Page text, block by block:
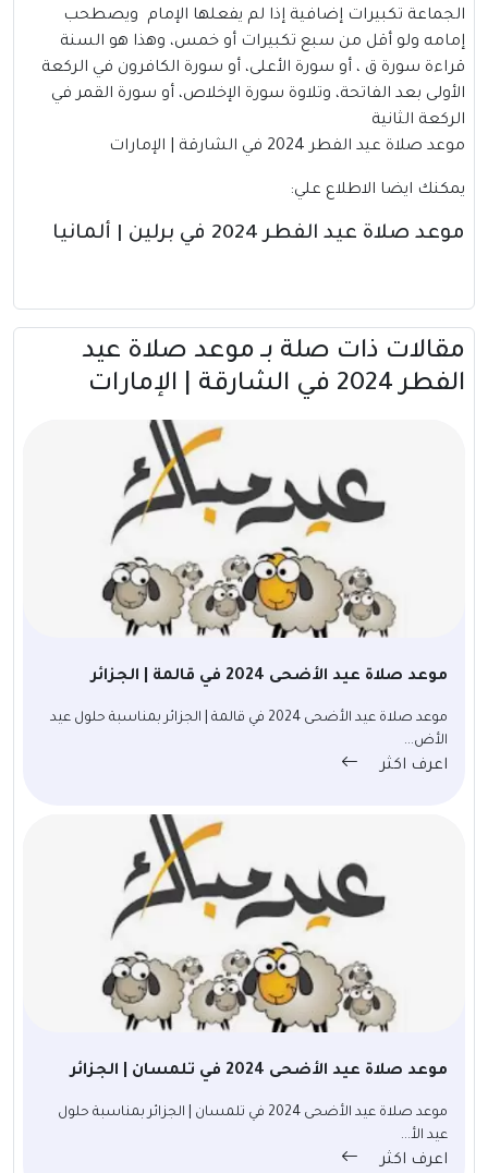
الجماعة تكبيرات إضافية إذا لم يفعلها الإمام ويصطحب
إمامه ولو أقل من سبع تكبيرات أو خمس، وهذا هو السنة
قراءة سورة ق ، أو سورة الأعلى، أو سورة الكافرون في الركعة
الأولى بعد الفاتحة، وتلاوة سورة الإخلاص، أو سورة القمر في
الركعة الثانية
موعد صلاة عيد الفطر 2024 في الشارقة | الإمارات
يمكنك ايضا الاطلاع علي:
موعد صلاة عيد الفطر 2024 في برلين | ألمانيا
مقالات ذات صلة بــ موعد صلاة عيد
الفطر 2024 في الشارقة | الإمارات
موعد صلاة عيد الأضحى 2024 في قالمة | الجزائر
موعد صلاة عيد الأضحى 2024 في قالمة | الجزائر بمناسبة حلول عيد
الأض...
اعرف اكثر
موعد صلاة عيد الأضحى 2024 في تلمسان | الجزائر
موعد صلاة عيد الأضحى 2024 في تلمسان | الجزائر بمناسبة حلول
عيد الأ...
اعرف اكثر